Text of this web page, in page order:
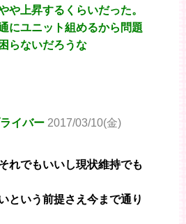
や上昇するくらいだった。
にユニット組めるから問題
らないだろうな
イバー 2017/03/10(金)
れでもいいし現状維持でも
という前提さえ今まで通り